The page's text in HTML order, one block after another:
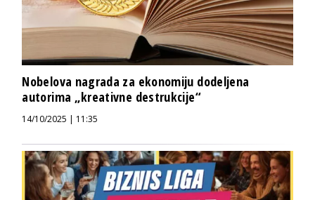
Nobelova nagrada za ekonomiju dodeljena
autorima „kreativne destrukcije“
14/10/2025 | 11:35